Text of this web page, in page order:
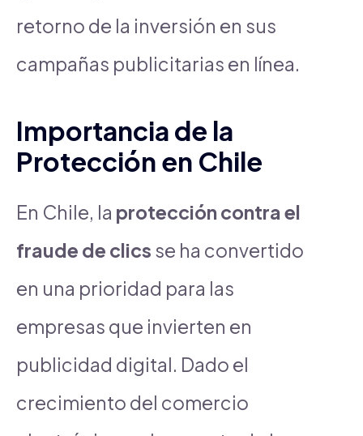
retorno de la inversión en sus
campañas publicitarias en línea.
Importancia de la
Protección en Chile
En Chile, la protección contra el
fraude de clics se ha convertido
en una prioridad para las
empresas que invierten en
publicidad digital. Dado el
crecimiento del comercio